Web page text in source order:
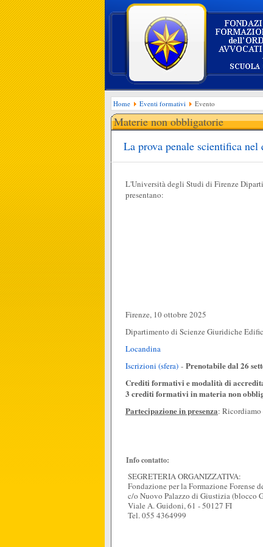
Home Eventi formativi Evento
Materie non obbligatorie
La prova penale scientifica
L'Università degli Studi di Firenze
presentano:
Firenze, 10 ottobre 2025
Dipartimento di Scienze Giuridiche
Locandina
Iscrizioni (sfera) - Prenotabile dal 26
Crediti formativi e modalità di
3 crediti formativi in materia non
Partecipazione in presenza: Ricordiamo
Info contatto:
SEGRETERIA ORGANIZZATIVA:
Fondazione per la Formazione Forense
c/o Nuovo Palazzo di Giustizia (blocco
Viale A. Guidoni, 61 - 50127 FI
Tel. 055 4364999